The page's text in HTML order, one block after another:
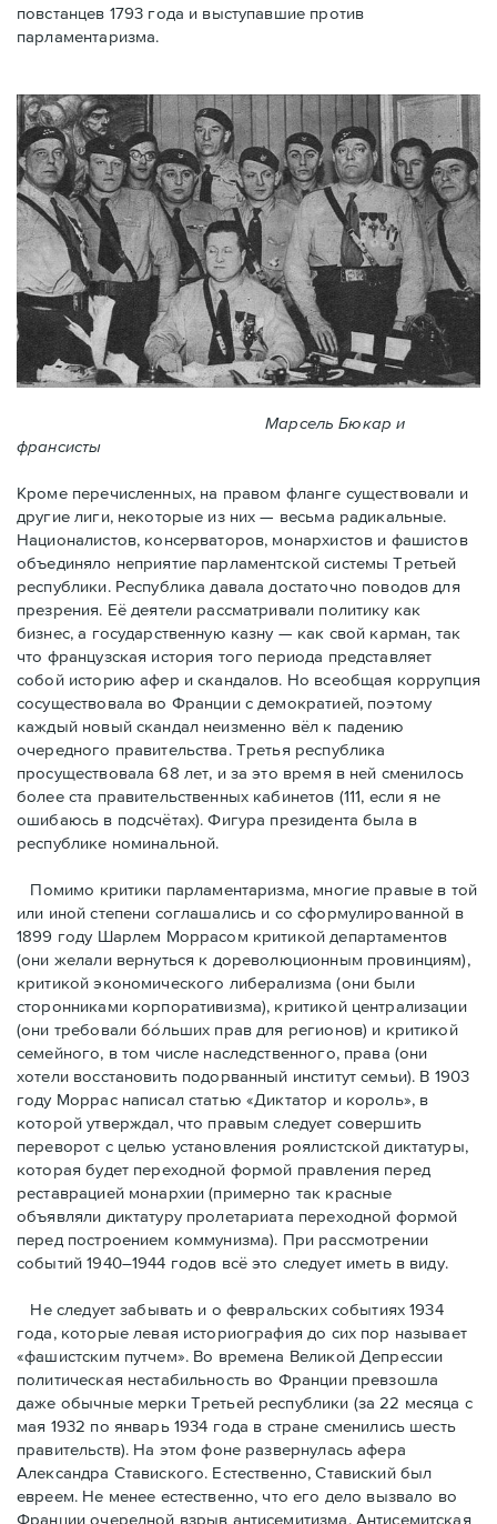
повстанцев 1793 года и выступавшие против
парламентаризма.
Марсель Бюкар и
франсисты
Кроме перечисленных, на правом фланге существовали и
другие лиги, некоторые из них — весьма радикальные.
Националистов, консерваторов, монархистов и фашистов
объединяло неприятие парламентской системы Третьей
республики. Республика давала достаточно поводов для
презрения. Её деятели рассматривали политику как
бизнес, а государственную казну — как свой карман, так
что французская история того периода представляет
собой историю афер и скандалов. Но всеобщая коррупция
сосуществовала во Франции с демократией, поэтому
каждый новый скандал неизменно вёл к падению
очередного правительства. Третья республика
просуществовала 68 лет, и за это время в ней сменилось
более ста правительственных кабинетов (111, если я не
ошибаюсь в подсчётах). Фигура президента была в
республике номинальной.
Помимо критики парламентаризма, многие правые в той
или иной степени соглашались и со сформулированной в
1899 году Шарлем Моррасом критикой департаментов
(они желали вернуться к дореволюционным провинциям),
критикой экономического либерализма (они были
сторонниками корпоративизма), критикой централизации
(они требовали бóльших прав для регионов) и критикой
семейного, в том числе наследственного, права (они
хотели восстановить подорванный институт семьи). В 1903
году Моррас написал статью «Диктатор и король», в
которой утверждал, что правым следует совершить
переворот с целью установления роялистской диктатуры,
которая будет переходной формой правления перед
реставрацией монархии (примерно так красные
объявляли диктатуру пролетариата переходной формой
перед построением коммунизма). При рассмотрении
событий 1940–1944 годов всё это следует иметь в виду.
Не следует забывать и о февральских событиях 1934
года, которые левая историография до сих пор называет
«фашистским путчем». Во времена Великой Депрессии
политическая нестабильность во Франции превзошла
даже обычные мерки Третьей республики (за 22 месяца с
мая 1932 по январь 1934 года в стране сменились шесть
правительств). На этом фоне развернулась афера
Александра Ставиского. Естественно, Ставиский был
евреем. Не менее естественно, что его дело вызвало во
Франции очередной взрыв антисемитизма. Антисемитская